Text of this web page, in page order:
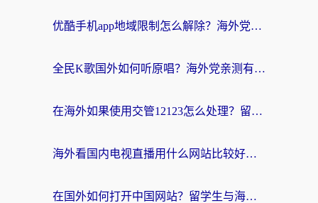
优酷手机app地域限制怎么解除？海外党亲测有效的追剧方案
全民K歌国外如何听原唱？海外党亲测有效的回国加速器选择指南
在海外如果使用交管12123怎么处理？留学生亲测有效的回国加速方案
海外看国内电视直播用什么网站比较好？一篇解决你所有追剧难题的实用指南
在国外如何打开中国网站？留学生与海外华人的无缝访问指南